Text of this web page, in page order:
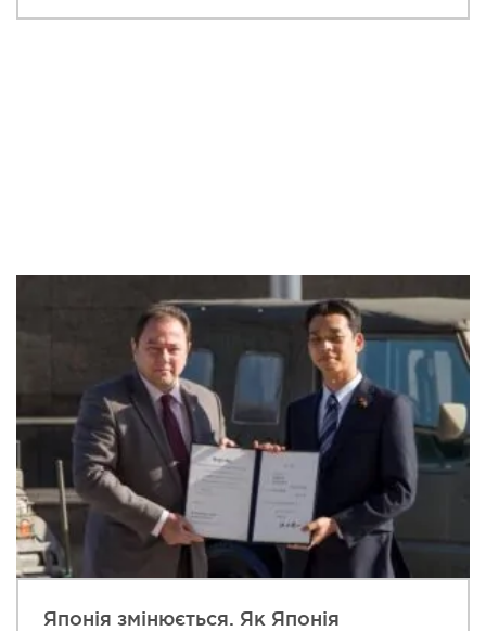
Японія змінюється. Як Японія